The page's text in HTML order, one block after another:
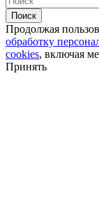
Поиск
Продолжая
обработку
cookies, включая
Принять